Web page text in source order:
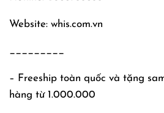
Website: whis.com.vn
_________
– Freeship toàn quốc và tặng
hàng từ 1.000.000